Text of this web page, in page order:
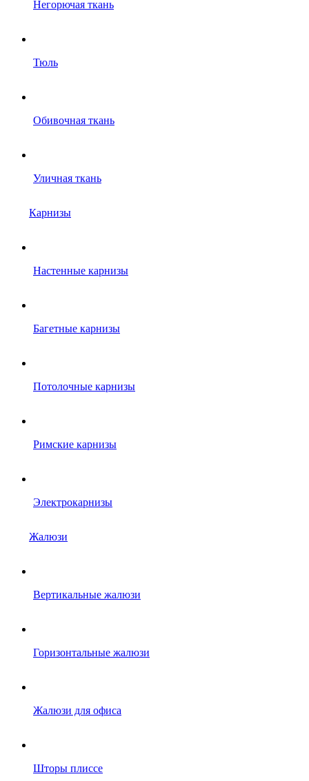
Негорючая ткань
Тюль
Обивочная ткань
Уличная ткань
Карнизы
Настенные карнизы
Багетные карнизы
Потолочные карнизы
Римские карнизы
Электрокарнизы
Жалюзи
Вертикальные жалюзи
Горизонтальные жалюзи
Жалюзи для офиса
Шторы плиссе